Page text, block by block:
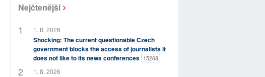
Nejčtenější
1. 8. 2026
Shocking: The current questionable Czech
government blocks the access of journalists it
does not like to its news conferences 15268
1. 8. 2026